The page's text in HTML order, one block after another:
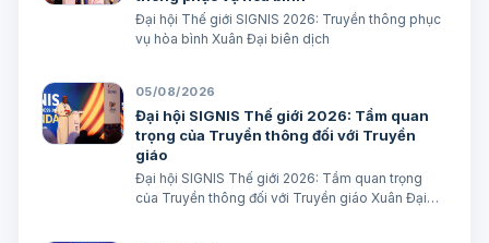
Đại hội Thế giới SIGNIS 2026: Truyền thông phục
vụ hòa bình Xuân Đại biên dịch
05/08/2026
Đại hội SIGNIS Thế giới 2026: Tầm quan
trọng của Truyền thông đối với Truyền
giáo
Đại hội SIGNIS Thế giới 2026: Tầm quan trọng
của Truyền thông đối với Truyền giáo Xuân Đại